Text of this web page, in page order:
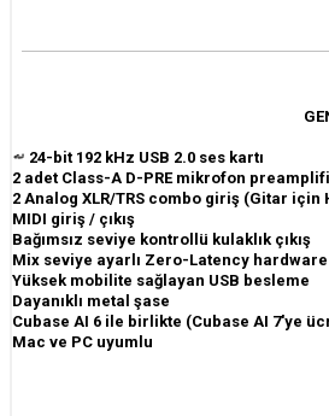
24-bit 192 kHz USB 2.0 ses kartı
2 adet Class-A D-PRE mikrofon
2 Analog XLR/TRS combo giriş (Gitar
MIDI giriş / çıkış
Bağımsız seviye kontrollü kulaklık çıkış
Mix seviye ayarlı Zero-Latency
Yüksek mobilite sağlayan USB besleme
Dayanıklı metal şase
Cubase AI 6 ile birlikte (Cubase AI 7'ye
Mac ve PC uyumlu